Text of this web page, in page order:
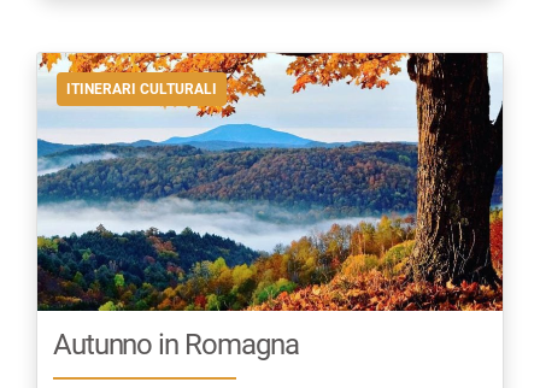
ITINERARI CULTURALI
Autunno in Romagna